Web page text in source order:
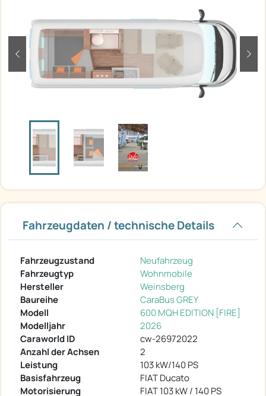
zurück
Fahrzeugdaten / technische Details
Fahrzeugzustand
Neufahrzeug
Fahrzeugtyp
Wohnmobile
Hersteller
Weinsberg
Baureihe
CaraBus GREY
Modell
600 MQH EDITION [FIRE]
Modelljahr
2026
Caraworld ID
cw-26972022
Anzahl der Achsen
2
Leistung
103 kW/140 PS
Basisfahrzeug
FIAT Ducato
Motorisierung
FIAT 103 kW / 140 PS